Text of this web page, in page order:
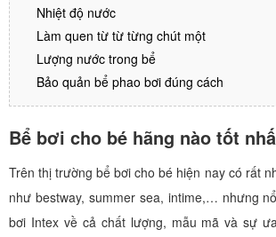
Nhiệt độ nước
Làm quen từ từ từng chút một
Lượng nước trong bể
Bảo quản bể phao bơi đúng cách
Bể bơi cho bé hãng nào tốt
Trên thị trường bể bơi cho bé hiện nay có rất
như bestway, summer sea, intime,… nhưng
bơi Intex về cả chất lượng, mẫu mã và sự